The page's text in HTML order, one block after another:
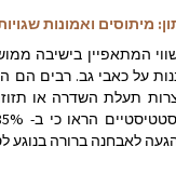
מיתוסים ואמונות
המתאפיין בישיבה
על כאבי גב. רבים הם
תעלת השדרה או
לאבחנה ברורה בנוגע